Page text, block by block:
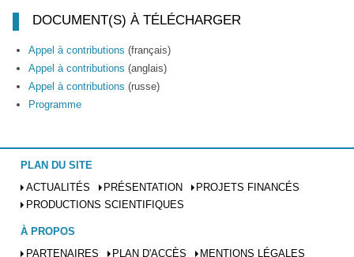
DOCUMENT(S) À TÉLÉCHARGER
Appel à contributions (français)
Appel à contributions (anglais)
Appel à contributions (russe)
Programme
PLAN DU SITE
ACTUALITÉS
PRÉSENTATION
PROJETS FINANCÉS
PRODUCTIONS SCIENTIFIQUES
À PROPOS
PARTENAIRES
PLAN D'ACCÈS MENTIONS LÉGALES